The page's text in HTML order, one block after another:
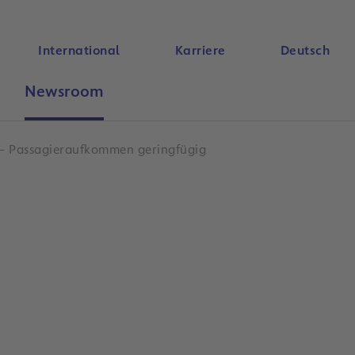
International Karriere Deutsch
Newsroom
geringfügig